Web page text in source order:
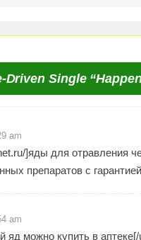
Driven Single
am
]яды для отравления
препаратов с
am
яд можно купить в